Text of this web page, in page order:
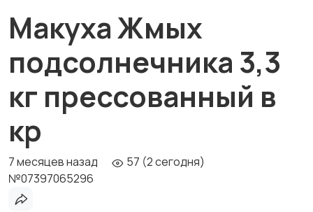
Макуха Жмых
подсолнечника 3,3
кг прессованный в
кр
7 месяцев назад
57 (2 сегодня)
№07397065296